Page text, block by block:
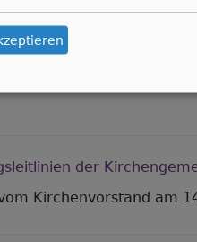
Thesen" dem
der
Kirchenvorstand am